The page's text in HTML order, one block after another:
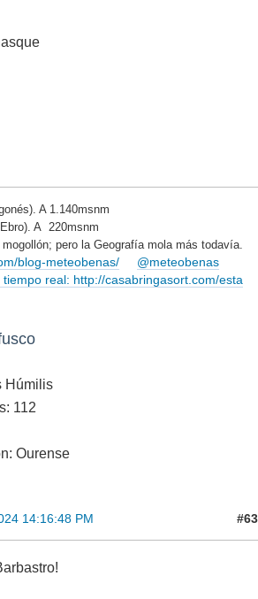
A 1.140msnm
A 220msnm
mogollón; pero la Geografía mola más todavía.
blog-meteobenas/
@meteobenas
real: http://casabringasort.com/esta
Húmilis
112
Ourense
14:16:48 PM #63